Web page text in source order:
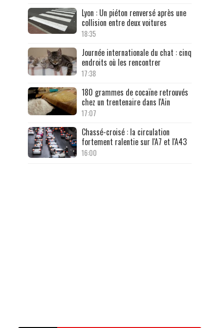
Lyon : Un piéton renversé après une
collision entre deux voitures
18:35
Journée internationale du chat : cinq
endroits où les rencontrer
17:38
180 grammes de cocaïne retrouvés
chez un trentenaire dans l'Ain
17:07
Chassé-croisé : la circulation
fortement ralentie sur l'A7 et l'A43
16:00